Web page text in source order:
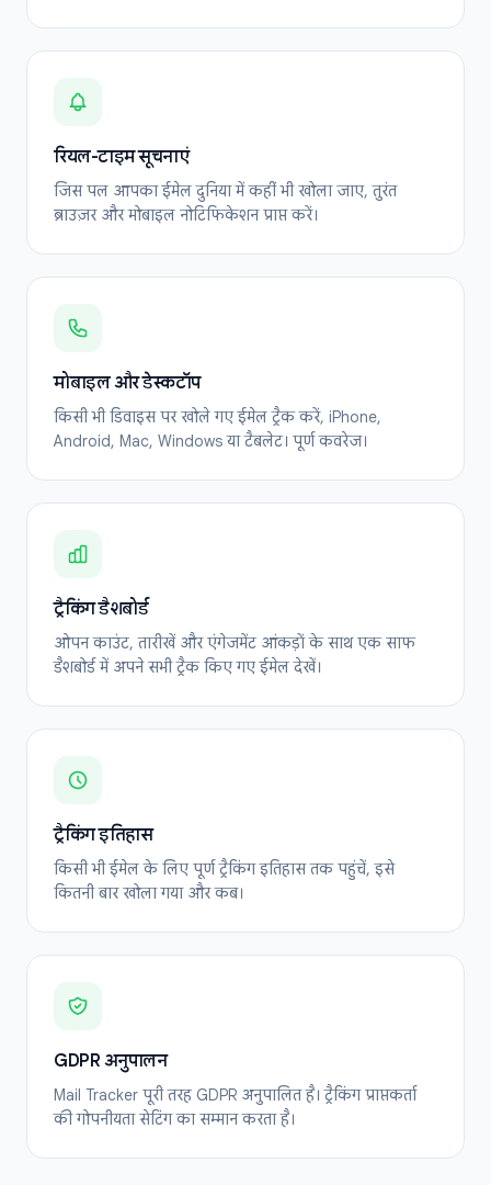
रियल-टाइम सूचनाएं
जिस पल आपका ईमेल दुनिया में कहीं भी खोला जाए, तुरंत
ब्राउज़र और मोबाइल नोटिफिकेशन प्राप्त करें।
मोबाइल और डेस्कटॉप
किसी भी डिवाइस पर खोले गए ईमेल ट्रैक करें, iPhone,
Android, Mac, Windows या टैबलेट। पूर्ण कवरेज।
ट्रैकिंग डैशबोर्ड
ओपन काउंट, तारीखें और एंगेजमेंट आंकड़ों के साथ एक साफ
डैशबोर्ड में अपने सभी ट्रैक किए गए ईमेल देखें।
ट्रैकिंग इतिहास
किसी भी ईमेल के लिए पूर्ण ट्रैकिंग इतिहास तक पहुंचें, इसे
कितनी बार खोला गया और कब।
GDPR अनुपालन
Mail Tracker पूरी तरह GDPR अनुपालित है। ट्रैकिंग प्राप्तकर्ता
की गोपनीयता सेटिंग का सम्मान करता है।